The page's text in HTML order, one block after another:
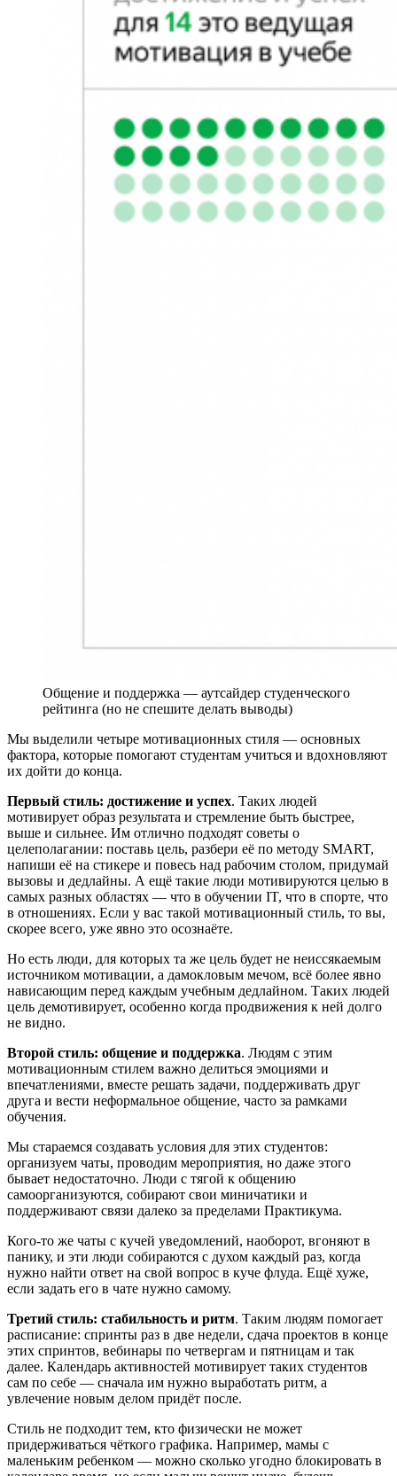
Общение и поддержка — аутсайдер студенческого
рейтинга (но не спешите делать выводы)
Мы выделили четыре мотивационных стиля — основных
фактора, которые помогают студентам учиться и вдохновляют
их дойти до конца.
Первый стиль: достижение и успех. Таких людей
мотивирует образ результата и стремление быть быстрее,
выше и сильнее. Им отлично подходят советы о
целеполагании: поставь цель, разбери её по методу SMART,
напиши её на стикере и повесь над рабочим столом, придумай
вызовы и дедлайны. А ещё такие люди мотивируются целью в
самых разных областях — что в обучении IT, что в спорте, что
в отношениях. Если у вас такой мотивационный стиль, то вы,
скорее всего, уже явно это осознаёте.
Но есть люди, для которых та же цель будет не неиссякаемым
источником мотивации, а дамокловым мечом, всё более явно
нависающим перед каждым учебным дедлайном. Таких людей
цель демотивирует, особенно когда продвижения к ней долго
не видно.
Второй стиль: общение и поддержка. Людям с этим
мотивационным стилем важно делиться эмоциями и
впечатлениями, вместе решать задачи, поддерживать друг
друга и вести неформальное общение, часто за рамками
обучения.
Мы стараемся создавать условия для этих студентов:
организуем чаты, проводим мероприятия, но даже этого
бывает недостаточно. Люди с тягой к общению
самоорганизуются, собирают свои миничатики и
поддерживают связи далеко за пределами Практикума.
Кого-то же чаты с кучей уведомлений, наоборот, вгоняют в
панику, и эти люди собираются с духом каждый раз, когда
нужно найти ответ на свой вопрос в куче флуда. Ещё хуже,
если задать его в чате нужно самому.
Третий стиль: стабильность и ритм. Таким людям помогает
расписание: спринты раз в две недели, сдача проектов в конце
этих спринтов, вебинары по четвергам и пятницам и так
далее. Календарь активностей мотивирует таких студентов
сам по себе — сначала им нужно выработать ритм, а
увлечение новым делом придёт после.
Стиль не подходит тем, кто физически не может
придерживаться чёткого графика. Например, мамы с
маленьким ребенком — можно сколько угодно блокировать в